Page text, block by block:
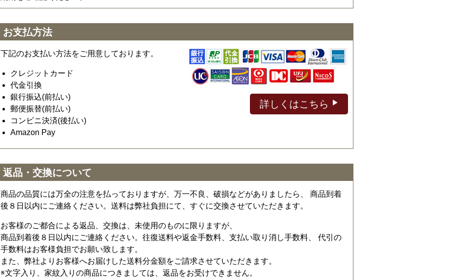
お支払方法
下記のお支払い方法をご用意しております。
クレジットカード
代金引換
銀行振込(前払い)
郵便振替(前払い)
コンビニ決済(後払い)
Amazon Pay
詳しくはこちら
返品・交換について
商品の品質には万全の注意を払っておりますが、万一不良、破損などがありましたら、 商品到着
後８日以内にご連絡ください。送料は弊社負担にて、すぐに交換させていただきます。
お客様のご都合による返品、交換は、未使用のものに限りますが、
商品到着後８日以内にご連絡ください。往復送料や返金手数料、支払い取り消し手数料、 代引の
手数料はお客様負担でお願い致します。
また、弊社よりお客様へお届けした送料分金額をご請求させていただきます。
※文字入り、家紋入りの商品につきましては、返品をお受けできません。